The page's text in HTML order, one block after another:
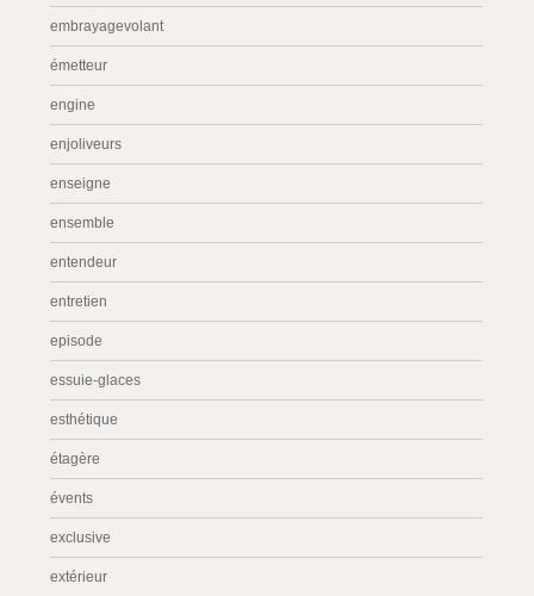
embrayagevolant
émetteur
engine
enjoliveurs
enseigne
ensemble
entendeur
entretien
episode
essuie-glaces
esthétique
étagère
évents
exclusive
extérieur